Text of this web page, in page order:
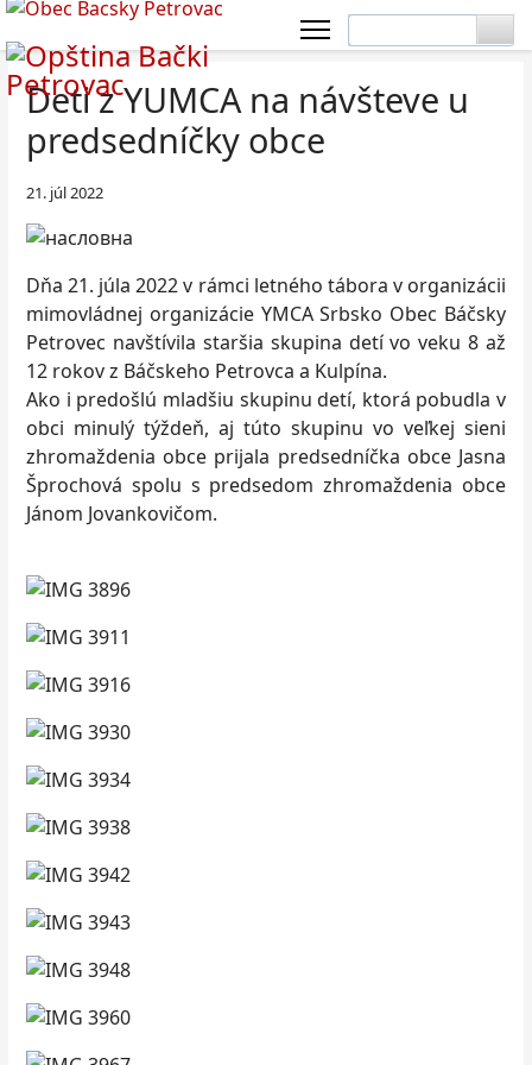
Deti z YUMCA na návšteve u
predsedníčky obce
21. júl 2022
Dňa 21. júla 2022 v rámci letného tábora v organizácii
mimovládnej organizácie YMCA Srbsko Obec Báčsky
Petrovec navštívila staršia skupina detí vo veku 8 až
12 rokov z Báčskeho Petrovca a Kulpína.
Ako i predošlú mladšiu skupinu detí, ktorá pobudla v
obci minulý týždeň, aj túto skupinu vo veľkej sieni
zhromaždenia obce prijala predsedníčka obce Jasna
Šprochová spolu s predsedom zhromaždenia obce
Jánom Jovankovičom.